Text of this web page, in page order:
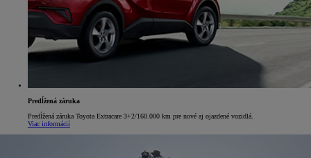
Predĺžená záruka
Predĺžená záruka Toyota Extracare 3+2/160.000 km pre nové aj ojazdené vozidlá.
Viac informácií